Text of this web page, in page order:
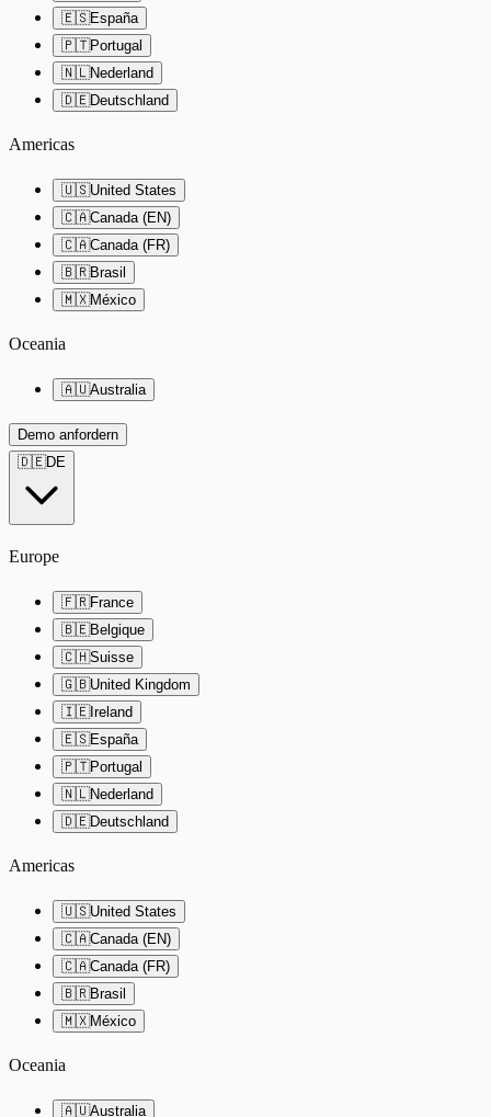
🇪🇸España
🇵🇹Portugal
🇳🇱Nederland
🇩🇪Deutschland
Americas
🇺🇸United States
🇨🇦Canada (EN)
🇨🇦Canada (FR)
🇧🇷Brasil
🇲🇽México
Oceania
🇦🇺Australia
Demo anfordern
🇩🇪DE
Europe
🇫🇷France
🇧🇪Belgique
🇨🇭Suisse
🇬🇧United Kingdom
🇮🇪Ireland
🇪🇸España
🇵🇹Portugal
🇳🇱Nederland
🇩🇪Deutschland
Americas
🇺🇸United States
🇨🇦Canada (EN)
🇨🇦Canada (FR)
🇧🇷Brasil
🇲🇽México
Oceania
🇦🇺Australia